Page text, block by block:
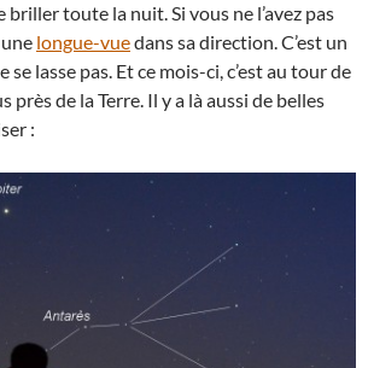
briller toute la nuit. Si vous ne l’avez pas
longue-vuedans sa direction. C’est un
lasse pas. Et ce mois-ci, c’est au tour de
près de la Terre. Il y a là aussi de belles
: